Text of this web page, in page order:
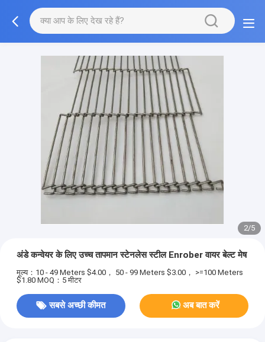
3/5
अंडे कन्वेयर के लिए उच्च तापमान स्टेनलेस स्टील Enrober वायर बेल्ट मेष
मूल्य：10 - 49 Meters $4.00， 50 - 99 Meters $3.00， >=100 Meters
$1.80 MOQ：5 मीटर
सबसे अच्छी कीमत अब बात करें